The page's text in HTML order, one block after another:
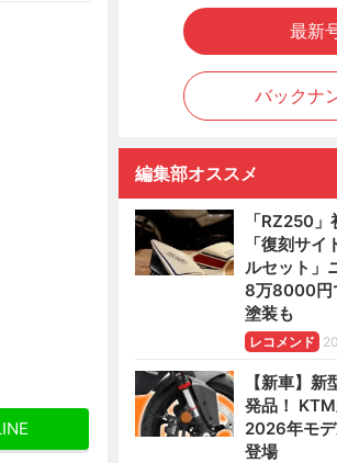
最新
バックナ
編集部オススメ
「RZ250
「復刻サ
ルセット」
8万8000円
塗装も
レコメンド
【新車】
発品！
2026年モ
登場